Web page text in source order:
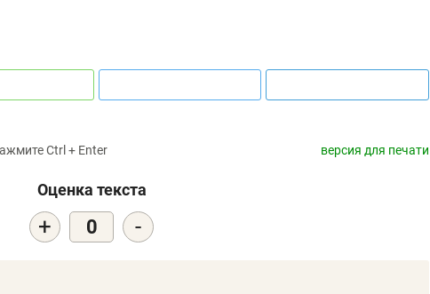
Ctrl + Enter версия для печати
Оценка текста
+ 0 -